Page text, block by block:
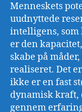
Menneskets
uudnyttede
intelligens, som
er den
skabe på
realiseret. Det
ikke er en fast
dynamisk kraft,
gennem